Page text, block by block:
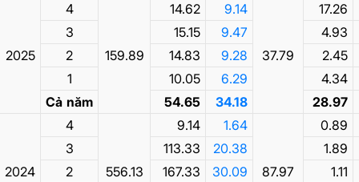
2025
4
159.89
14.62 9.14
37.79
17.26
3
15.15 9.47
4.93
2
14.83 9.28
2.45
1
10.05 6.29
4.34
Cả năm
54.65 34.18 28.97
2024
4
556.13
9.14 1.64
87.97
0.89
3
113.33 20.38
1.89
2
167.33 30.09
1.11